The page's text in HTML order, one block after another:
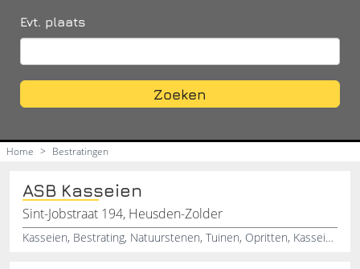
Evt. plaats
Zoeken
Home > Bestratingen
ASB Kasseien
Sint-Jobstraat 194, Heusden-Zolder
Kasseien, Bestrating, Natuurstenen, Tuinen, Opritten, Kasseien leggen, Verkoop van kasseien, Mozaïek kasseien, Klinkers, Specialist in kasseien